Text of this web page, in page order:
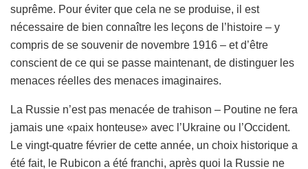
suprême. Pour éviter que cela ne se produise, il est
nécessaire de bien connaître les leçons de l’histoire – y
compris de se souvenir de novembre 1916 – et d’être
conscient de ce qui se passe maintenant, de distinguer les
menaces réelles des menaces imaginaires.
La Russie n’est pas menacée de trahison – Poutine ne fera
jamais une «paix honteuse» avec l’Ukraine ou l’Occident.
Le vingt-quatre février de cette année, un choix historique a
été fait, le Rubicon a été franchi, après quoi la Russie ne